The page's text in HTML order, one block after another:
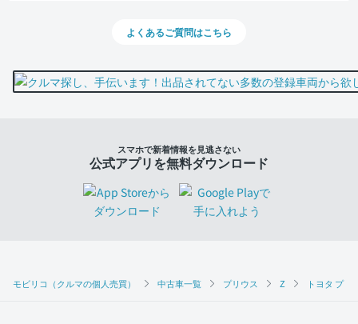
モビリコ（クルマの個人売買） 中古車一覧 プリウス Z トヨタ プ
よくあるご質問はこちら
スマホで新着情報を見逃さない
公式アプリを無料ダウンロード